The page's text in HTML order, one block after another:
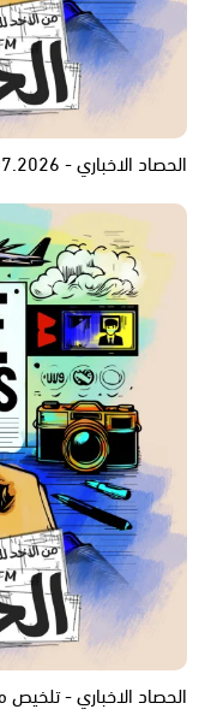
الحصاد الاخباري - 30.07.2026
الحصاد الاخباري - تلخيص